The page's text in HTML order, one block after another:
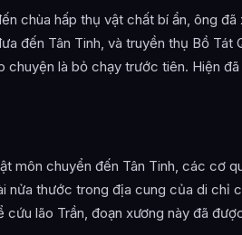
chùa hấp thụ vật chất bí ẩn, ông
đến Tân Tinh, và truyền thụ Bồ Tát
chuyện là bỏ chạy trước tiên. Hiện
môn chuyển đến Tân Tinh, các cơ
nửa thước trong địa cung của di chỉ
cứu lão Trần, đoạn xương này đã